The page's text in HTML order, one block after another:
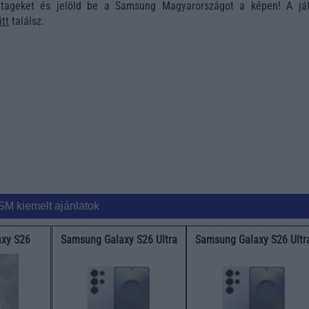
és jelöld be a Samsung Magyarországot a képen! A
itt találsz.
kiemelt ajánlatok
S26 Samsung Galaxy S26 Ultra Samsung Galaxy S26